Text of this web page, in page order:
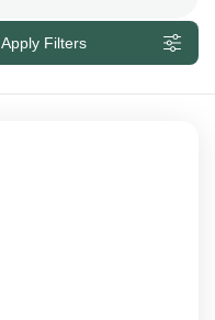
Apply Filters